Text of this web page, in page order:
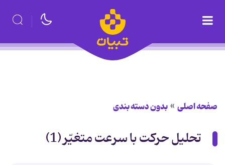
صفحه اصلی بدون دسته بندی
تحلیل حركت با سرعت متغیّر (1)